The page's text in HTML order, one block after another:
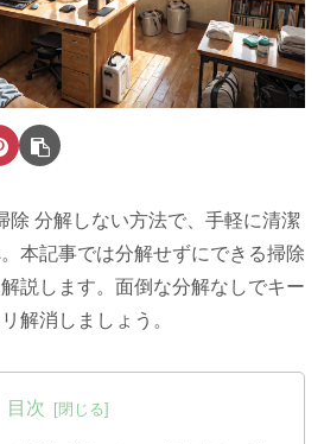
除 分解しない方法で、手軽に清潔
本記事では分解せずにできる掃除
説します。面倒な分解なしでキー
解消しましょう。
目次